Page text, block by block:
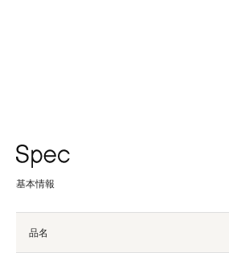
基本情報
品名